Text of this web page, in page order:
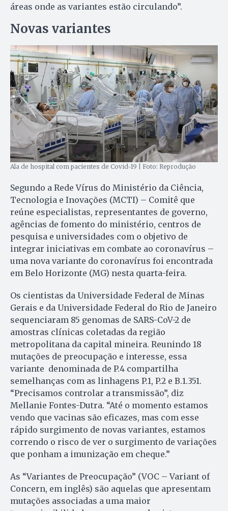
áreas onde as variantes estão circulando”.
Novas variantes
Ala de hospital com pacientes de Covid-19 | Foto: Reprodução
Segundo a Rede Vírus do Ministério da Ciência,
Tecnologia e Inovações (MCTI) – Comitê que
reúne especialistas, representantes de governo,
agências de fomento do ministério, centros de
pesquisa e universidades com o objetivo de
integrar iniciativas em combate ao coronavírus –
uma nova variante do coronavírus foi encontrada
em Belo Horizonte (MG) nesta quarta-feira.
Os cientistas da Universidade Federal de Minas
Gerais e da Universidade Federal do Rio de Janeiro
sequenciaram 85 genomas de SARS-CoV-2 de
amostras clínicas coletadas da região
metropolitana da capital mineira. Reunindo 18
mutações de preocupação e interesse, essa
variante denominada de P.4 compartilha
semelhanças com as linhagens P.1, P.2 e B.1.351.
“Precisamos controlar a transmissão”, diz
Mellanie Fontes-Dutra. “Até o momento estamos
vendo que vacinas são eficazes, mas com esse
rápido surgimento de novas variantes, estamos
correndo o risco de ver o surgimento de variações
que ponham a imunização em cheque.”
As “Variantes de Preocupação” (VOC – Variant of
Concern, em inglês) são aquelas que apresentam
mutações associadas a uma maior